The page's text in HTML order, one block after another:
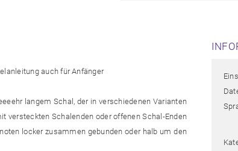
auch für Anfänger
langem Schal, der in verschiedenen Varianten
versteckten Schalenden oder offenen Schal-Enden
locker zusammen gebunden oder halb um den